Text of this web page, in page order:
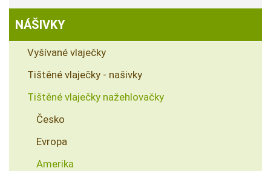
NÁŠIVKY
Vyšívané vlaječky
Tištěné vlaječky - našivky
Tištěné vlaječky nažehlovačky
Česko
Evropa
Amerika